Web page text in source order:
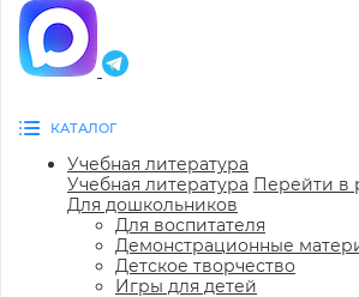
КАТАЛОГ
Учебная литература
Учебная литература Перейти в
Для дошкольников
Для воспитателя
Демонстрационные
Детское творчество
Игры для детей